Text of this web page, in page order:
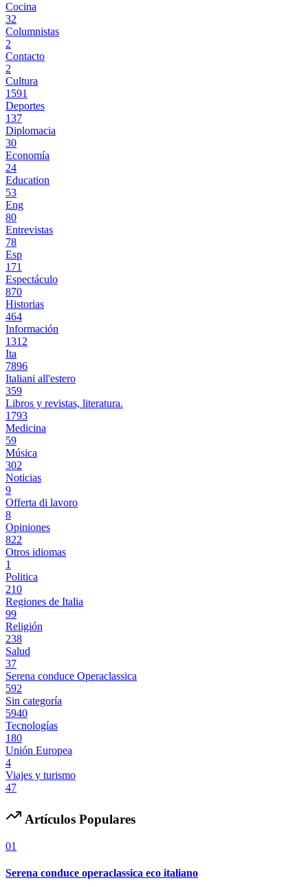
Cocina
32
Columnistas
2
Contacto
2
Cultura
1591
Deportes
137
Diplomacia
30
Economía
24
Education
53
Eng
80
Entrevistas
78
Esp
171
Espectáculo
870
Historias
464
Información
1312
Ita
7896
Italiani all'estero
359
Libros y revistas, literatura.
1793
Medicina
59
Música
302
Noticias
9
Offerta di lavoro
8
Opiniones
822
Otros idiomas
1
Politica
210
Regiones de Italia
99
Religión
238
Salud
37
Serena conduce Operaclassica
592
Sin categoría
5940
Tecnologías
180
Unión Europea
4
Viajes y turismo
47
Artículos Populares
01
Serena conduce operaclassica eco italiano